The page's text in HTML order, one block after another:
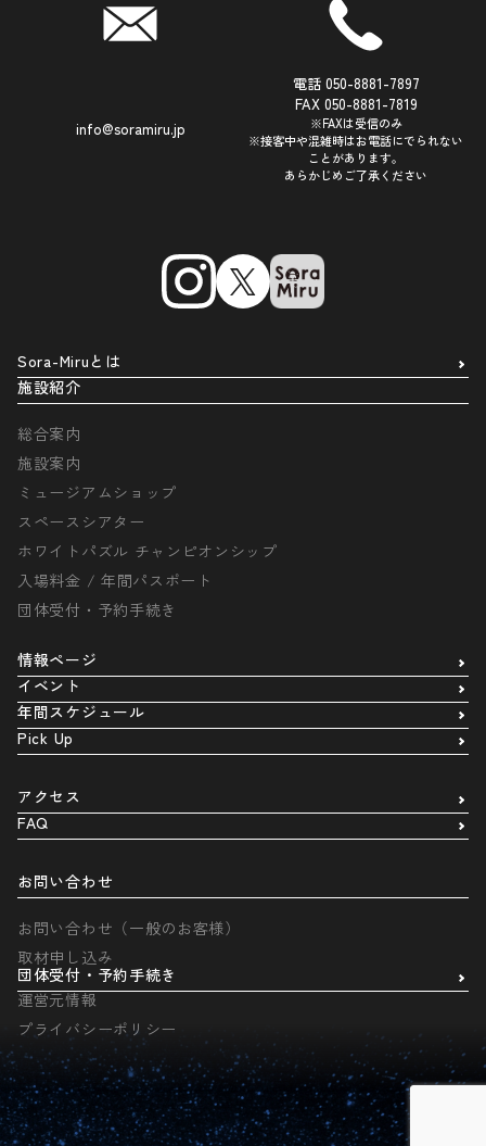
info@soramiru.jp
電話 050-8881-7897
FAX 050-8881-7819
※FAXは受信のみ
※接客中や混雑時はお電話にでられない
ことがあります。
あらかじめご了承ください
Sora-Miruとは
施設紹介
総合案内
施設案内
ミュージアムショップ
スペースシアター
ホワイトパズル チャンピオンシップ
入場料金 / 年間パスポート
団体受付・予約手続き
情報ページ
イベント
年間スケジュール
Pick Up
アクセス
FAQ
お問い合わせ
お問い合わせ（一般のお客様）
取材申し込み
団体受付・予約手続き
運営元情報
プライバシーポリシー